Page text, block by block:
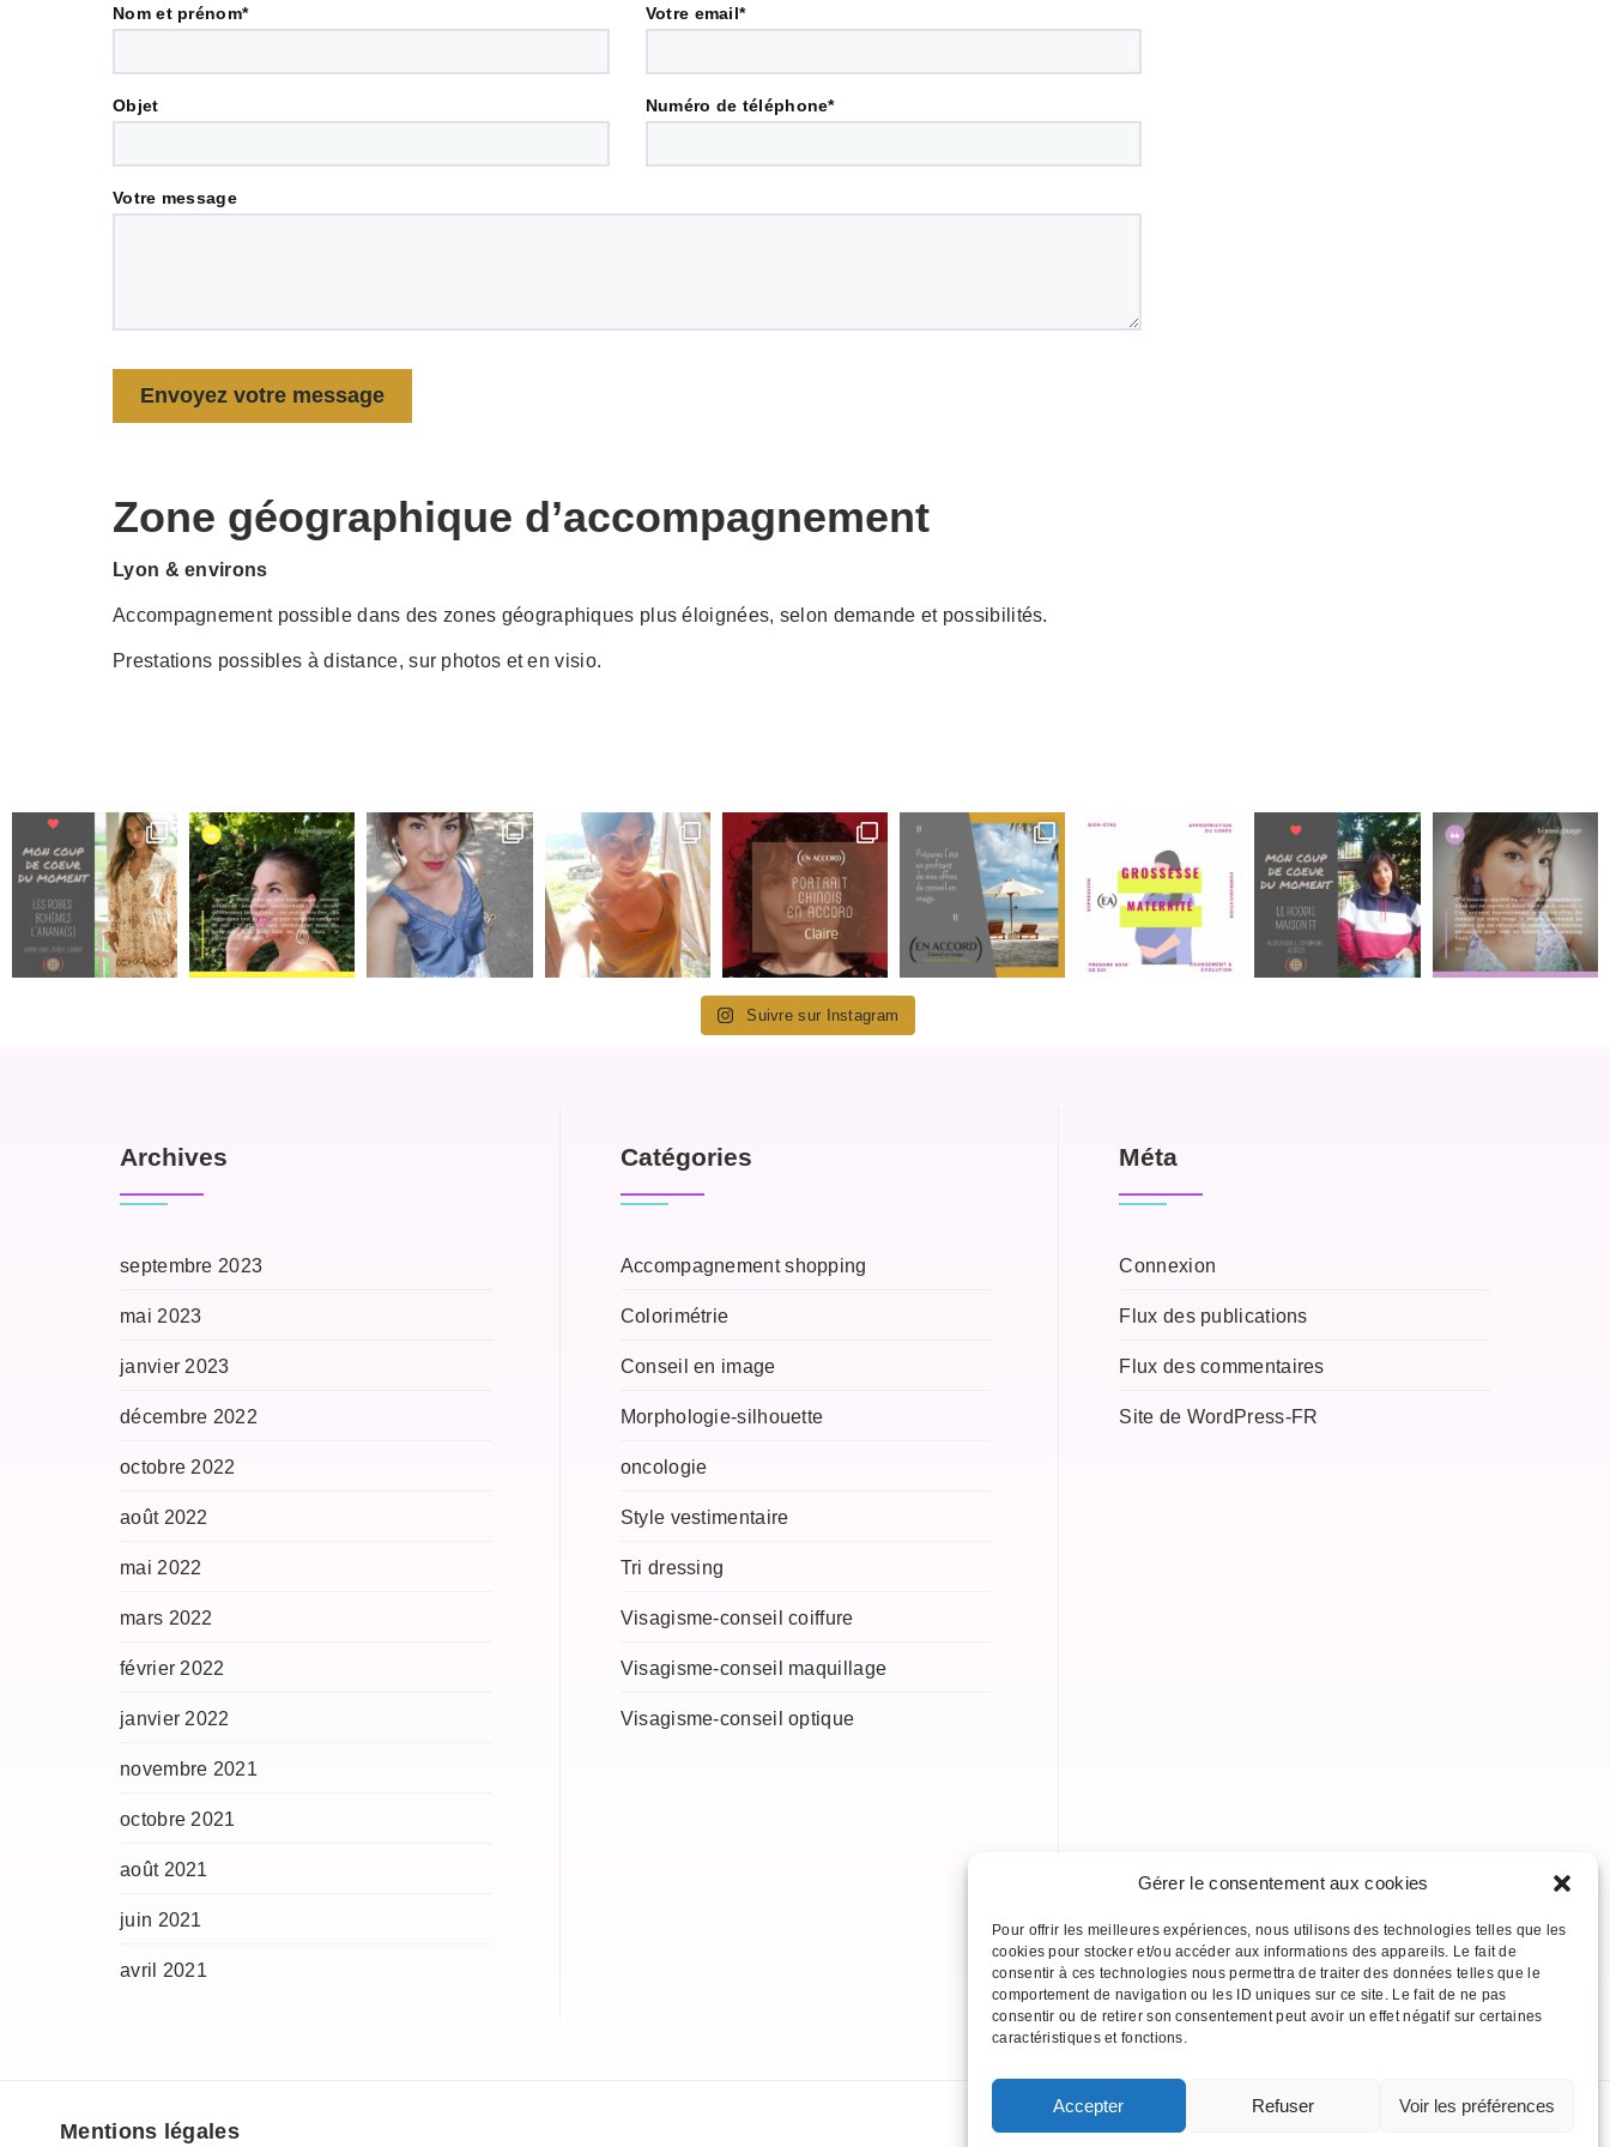
Gérer le consentement aux cookies
Pour offrir les meilleures expériences, nous utilisons des technologies telles que les
cookies pour stocker et/ou accéder aux informations des appareils. Le fait de
consentir à ces technologies nous permettra de traiter des données telles que le
comportement de navigation ou les ID uniques sur ce site. Le fait de ne pas
consentir ou de retirer son consentement peut avoir un effet négatif sur certaines
caractéristiques et fonctions.
Accepter Refuser Voir les préférences
Nom et prénom* Votre email*
Objet Numéro de téléphone*
Votre message
Zone géographique d’accompagnement
Lyon & environs
Accompagnement possible dans des zones géographiques plus éloignées, selon demande et possibilités.
Prestations possibles à distance, sur photos et en visio.
Suivre sur Instagram
Archives
septembre 2023
mai 2023
janvier 2023
décembre 2022
octobre 2022
août 2022
mai 2022
mars 2022
février 2022
janvier 2022
novembre 2021
octobre 2021
août 2021
juin 2021
avril 2021
Catégories
Accompagnement shopping
Colorimétrie
Conseil en image
Morphologie-silhouette
oncologie
Style vestimentaire
Tri dressing
Visagisme-conseil coiffure
Visagisme-conseil maquillage
Visagisme-conseil optique
Méta
Connexion
Flux des publications
Flux des commentaires
Site de WordPress-FR
Mentions légales